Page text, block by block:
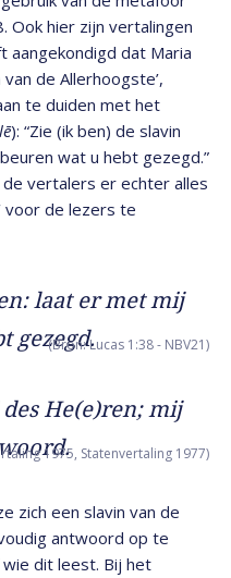
Ook hier zijn vertalingen
aangekondigd dat Maria
de Allerhoogste’,
te duiden met het
): “Zie (ik ben) de slavin
wat u hebt gezegd.”
vertalers er echter alles
voor de lezers te
laat er met mij
gezegd.
(Bron: Lucas 1:38 - NBV21)
He(e)ren; mij
1975, Statenvertaling 1977)
zich een slavin van de
antwoord op te
dit leest. Bij het